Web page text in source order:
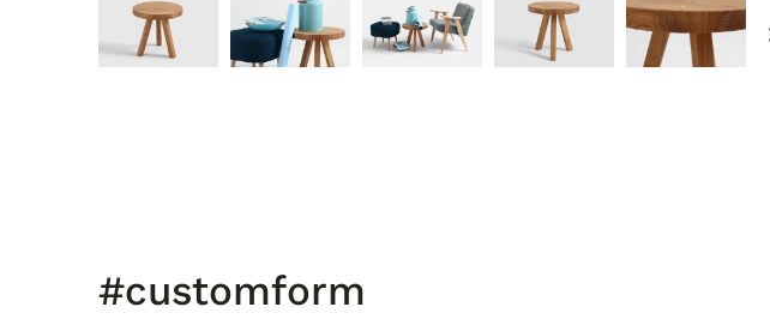
#customform